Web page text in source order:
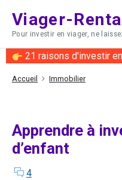
content
Viager-
Pour investir en viager, ne
21 raisons d'investir
Accueil Immobilier
Apprendre à
d’enfant
4comments
on